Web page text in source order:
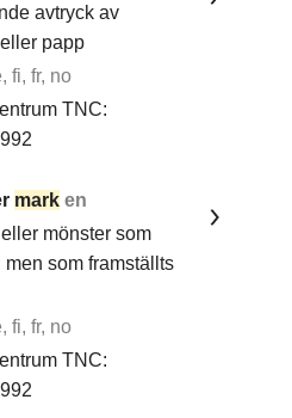
avtryck av
papp
fi, fr, no
TNC:
mark en
mönster som
men som framställts
fi, fr, no
TNC: